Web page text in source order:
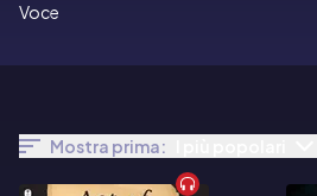
Voce
Mostra prima: